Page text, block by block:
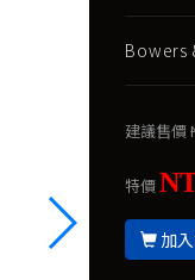
Bowers
建議售價
特價
加